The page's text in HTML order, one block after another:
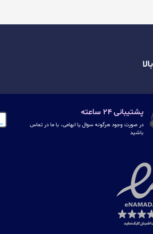
پشتیبانی ۲۴ ساعته
در صورت وجود هرگونه سوال یا ابهامی، با ما در تماس
باشید